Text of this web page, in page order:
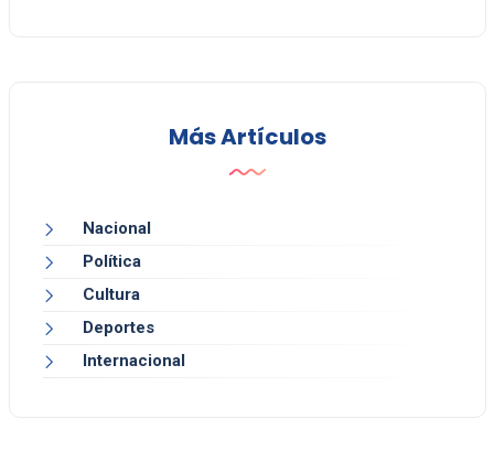
Más Artículos
Nacional
Política
Cultura
Deportes
Internacional